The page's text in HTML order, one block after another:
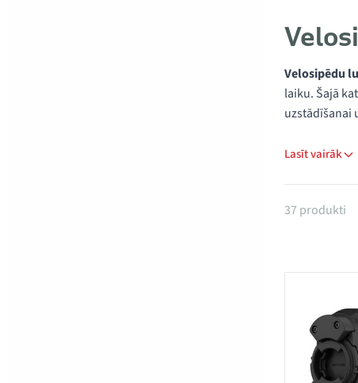
Velosipēdu
laiku. Šajā
uzstādīšanai
Lasīt vairāk
Produkti
37 produkti